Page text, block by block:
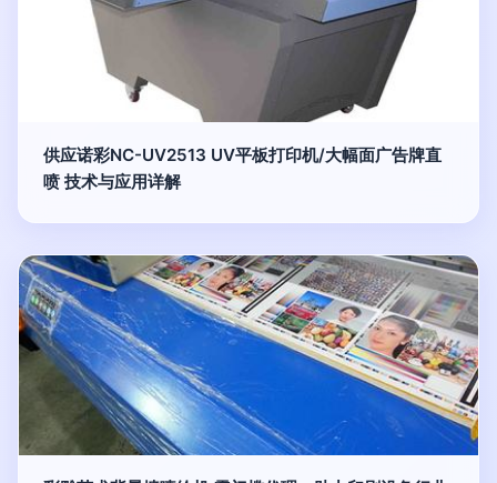
供应诺彩NC-UV2513 UV平板打印机/大幅面广告牌直
喷 技术与应用详解